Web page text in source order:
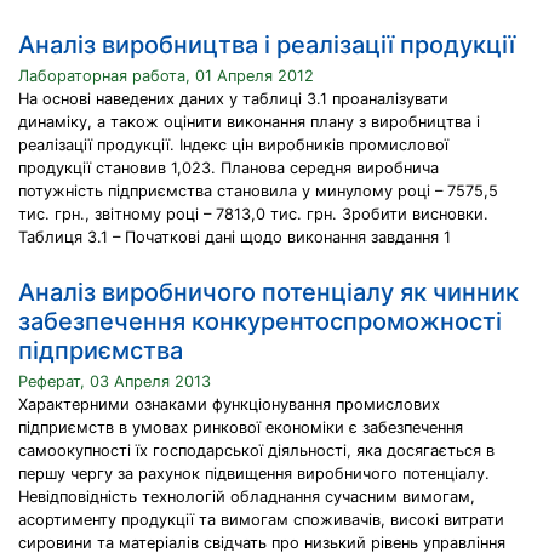
Аналіз виробництва і реалізації продукції
Лабораторная работа, 01 Апреля 2012
На основі наведених даних у таблиці 3.1 проаналізувати
динаміку, а також оцінити виконання плану з виробництва і
реалізації продукції. Індекс цін виробників промислової
продукції становив 1,023. Планова середня виробнича
потужність підприємства становила у минулому році – 7575,5
тис. грн., звітному році – 7813,0 тис. грн. Зробити висновки.
Таблиця 3.1 – Початкові дані щодо виконання завдання 1
Аналіз виробничого потенціалу як чинник
забезпечення конкурентоспроможності
підприємства
Реферат, 03 Апреля 2013
Характерними ознаками функціонування промислових
підприємств в умовах ринкової економіки є забезпечення
самоокупності їх господарської діяльності, яка досягається в
першу чергу за рахунок підвищення виробничого потенціалу.
Невідповідність технологій обладнання сучасним вимогам,
асортименту продукції та вимогам споживачів, високі витрати
сировини та матеріалів свідчать про низький рівень управління